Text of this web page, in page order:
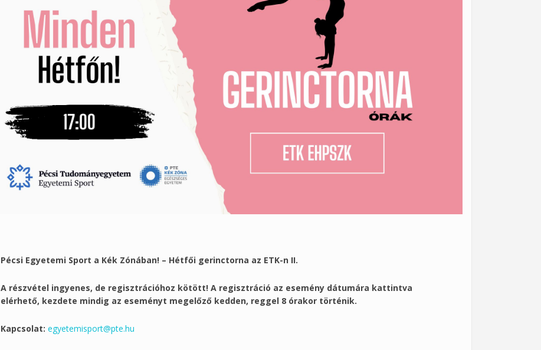
Pécsi Egyetemi Sport a Kék Zónában! – Hétfői gerinctorna az ETK-n II.
A részvétel ingyenes, de regisztrációhoz kötött! A regisztráció az esemény dátumára kattintva
elérhető, kezdete mindig az eseményt megelőző kedden, reggel 8 órakor történik.
Kapcsolat: egyetemisport@pte.hu